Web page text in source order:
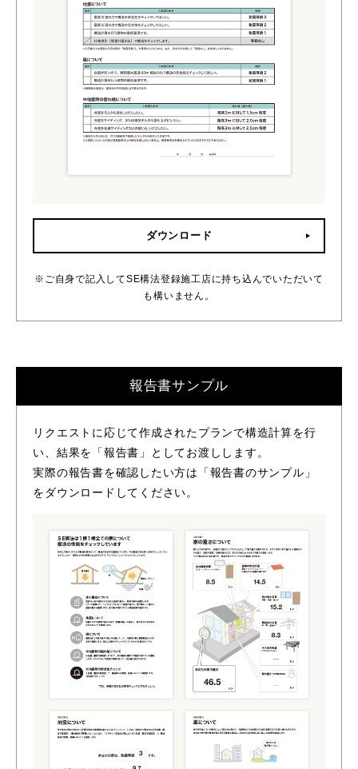
ダウンロード
※ご自身で記入してSE構法登録施工店に持ち込んでいただいて
も構いません。
報告書サンプル
リクエストに応じて作成されたプランで構造計算を行
い、結果を「報告書」としてお渡しします。
実際の報告書を確認したい方は「報告書のサンプル」
をダウンロードしてください。